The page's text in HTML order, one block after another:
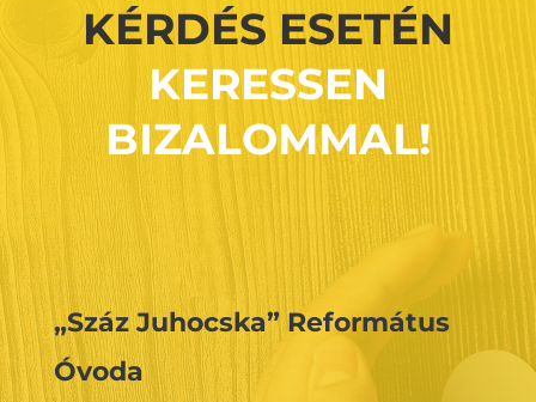
KÉRDÉS ESETÉN
KERESSEN
BIZALOMMAL!
„Száz Juhocska” Református
Óvoda